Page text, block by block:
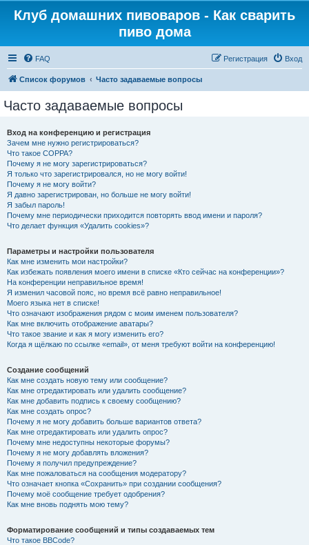
Клуб домашних пивоваров - Как cварить
пиво дома
FAQ Вход
Регистрация
Список форумов Часто задаваемые вопросы
Часто задаваемые вопросы
Вход на конференцию и регистрация
Зачем мне нужно регистрироваться?
Что такое COPPA?
Почему я не могу зарегистрироваться?
Я только что зарегистрировался, но не могу войти!
Почему я не могу войти?
Я давно зарегистрирован, но больше не могу войти!
Я забыл пароль!
Почему мне периодически приходится повторять ввод имени и пароля?
Что делает функция «Удалить cookies»?
Параметры и настройки пользователя
Как мне изменить мои настройки?
Как избежать появления моего имени в списке «Кто сейчас на конференции»?
На конференции неправильное время!
Я изменил часовой пояс, но время всё равно неправильное!
Моего языка нет в списке!
Что означают изображения рядом с моим именем пользователя?
Как мне включить отображение аватары?
Что такое звание и как я могу изменить его?
Когда я щёлкаю по ссылке «email», от меня требуют войти на конференцию!
Создание сообщений
Как мне создать новую тему или сообщение?
Как мне отредактировать или удалить сообщение?
Как мне добавить подпись к своему сообщению?
Как мне создать опрос?
Почему я не могу добавить больше вариантов ответа?
Как мне отредактировать или удалить опрос?
Почему мне недоступны некоторые форумы?
Почему я не могу добавлять вложения?
Почему я получил предупреждение?
Как мне пожаловаться на сообщения модератору?
Что означает кнопка «Сохранить» при создании сообщения?
Почему моё сообщение требует одобрения?
Как мне вновь поднять мою тему?
Форматирование сообщений и типы создаваемых тем
Что такое BBCode?